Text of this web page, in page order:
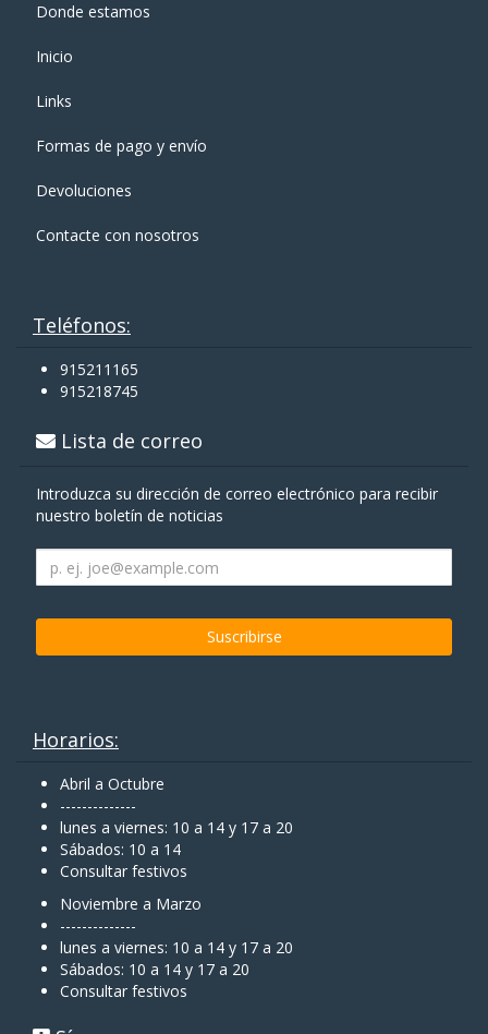
Donde estamos
Inicio
Links
Formas de pago y enví­o
Devoluciones
Contacte con nosotros
Teléfonos:
915211165
915218745
Lista de correo
Introduzca su dirección de correo electrónico para recibir
nuestro boletín de noticias
Horarios:
Abril a Octubre
--------------
lunes a viernes: 10 a 14 y 17 a 20
Sábados: 10 a 14
Consultar festivos
Noviembre a Marzo
--------------
lunes a viernes: 10 a 14 y 17 a 20
Sábados: 10 a 14 y 17 a 20
Consultar festivos